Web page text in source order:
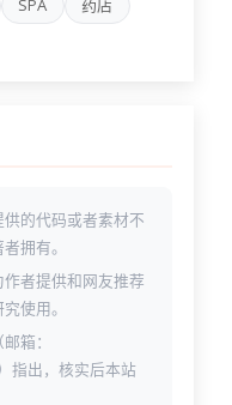
SPA
药店
的代码或者素材不
拥有。
者提供和网友推荐
使用。
箱：
指出，核实后本站